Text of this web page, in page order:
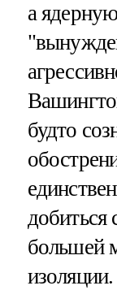
а
будто
большей
изоляции.